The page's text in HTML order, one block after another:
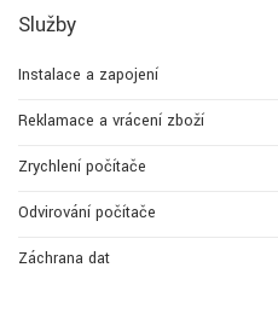
Služby
Instalace a zapojení
Reklamace a vrácení zboží
Zrychlení počítače
Odvirování počítače
Záchrana dat